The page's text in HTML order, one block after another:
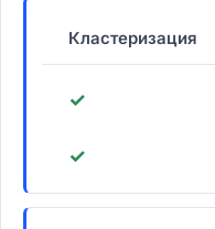
Кластеризация
✓
✓